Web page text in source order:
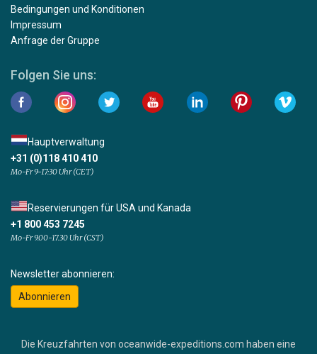
Bedingungen und Konditionen
Impressum
Anfrage der Gruppe
Folgen Sie uns:
Hauptverwaltung
+31 (0)118 410 410
Mo-Fr 9-17:30 Uhr (CET)
Reservierungen für USA und Kanada
+1 800 453 7245
Mo-Fr 9.00-17.30 Uhr (CST)
Newsletter abonnieren:
Abonnieren
Die Kreuzfahrten von oceanwide-expeditions.com haben eine